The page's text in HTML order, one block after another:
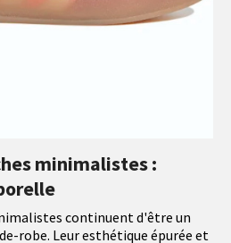
minimalistes :
continuent d'être un
robe. Leur esthétique épurée et